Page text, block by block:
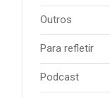
Outros
Para refletir
Podcast